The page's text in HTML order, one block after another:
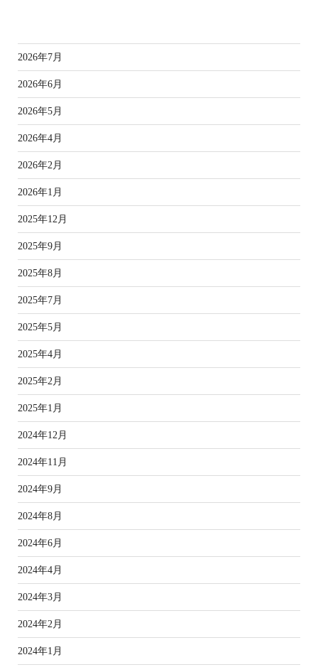
2026年7月
2026年6月
2026年5月
2026年4月
2026年2月
2026年1月
2025年12月
2025年9月
2025年8月
2025年7月
2025年5月
2025年4月
2025年2月
2025年1月
2024年12月
2024年11月
2024年9月
2024年8月
2024年6月
2024年4月
2024年3月
2024年2月
2024年1月